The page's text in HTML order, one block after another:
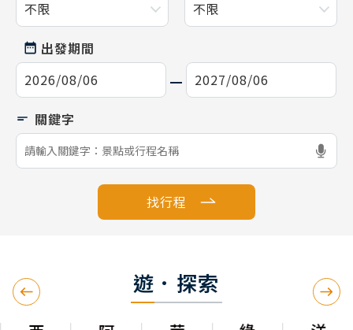
出發期間
找行程
遊．探索